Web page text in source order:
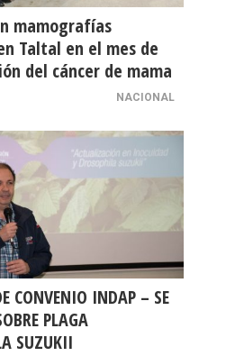
mamografías
Taltal en el mes de
del cáncer de mama
NACIONAL
CONVENIO INDAP – SE
PLAGA
SUZUKII